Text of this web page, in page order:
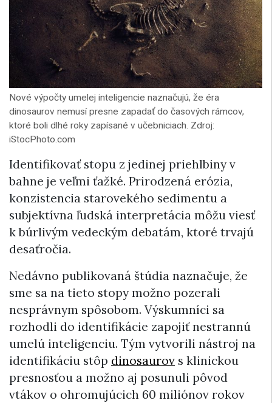
Nové výpočty umelej inteligencie naznačujú, že éra
dinosaurov nemusí presne zapadať do časových rámcov,
ktoré boli dlhé roky zapísané v učebniciach. Zdroj:
iStocPhoto.com
Identifikovať stopu z jedinej priehlbiny v
bahne je veľmi ťažké. Prirodzená erózia,
konzistencia starovekého sedimentu a
subjektívna ľudská interpretácia môžu viesť
k búrlivým vedeckým debatám, ktoré trvajú
desaťročia.
Nedávno publikovaná štúdia naznačuje, že
sme sa na tieto stopy možno pozerali
nesprávnym spôsobom. Výskumníci sa
rozhodli do identifikácie zapojiť nestrannú
umelú inteligenciu. Tým vytvorili nástroj na
identifikáciu stôp dinosaurov s klinickou
presnosťou a možno aj posunuli pôvod
vtákov o ohromujúcich 60 miliónov rokov